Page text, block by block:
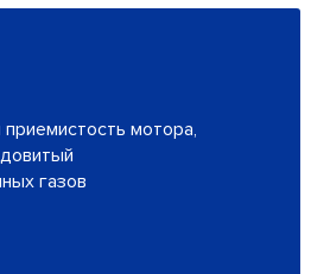
мотора,
газов